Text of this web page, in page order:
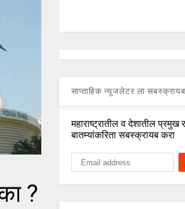
?
साप्ताहिक न्यूजलेटर ला
महाराष्ट्रातील व देशातील प्रमुख
बातम्यांकरिता सबस्क्रायब करा